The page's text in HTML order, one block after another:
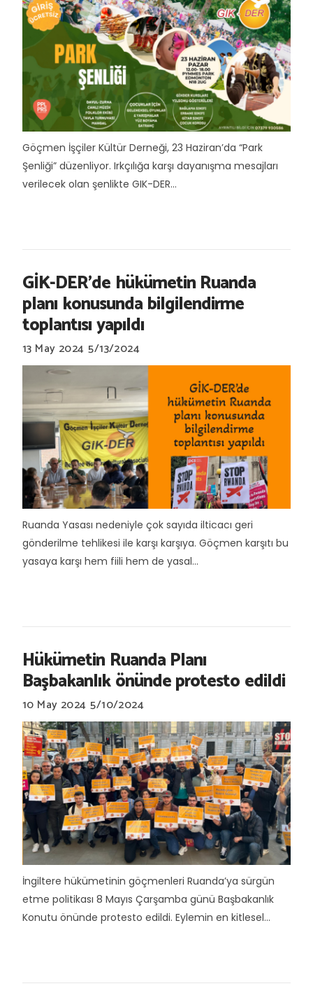
Göçmen İşçiler Kültür Derneği, 23 Haziran’da “Park
Şenliği” düzenliyor. Irkçılığa karşı dayanışma mesajları
verilecek olan şenlikte GIK-DER...
GİK-DER’de hükümetin Ruanda
planı konusunda bilgilendirme
toplantısı yapıldı
13 May 2024 5/13/2024
Ruanda Yasası nedeniyle çok sayıda ilticacı geri
gönderilme tehlikesi ile karşı karşıya. Göçmen karşıtı bu
yasaya karşı hem fiili hem de yasal...
Hükümetin Ruanda Planı
Başbakanlık önünde protesto edildi
10 May 2024 5/10/2024
İngiltere hükümetinin göçmenleri Ruanda’ya sürgün
etme politikası 8 Mayıs Çarşamba günü Başbakanlık
Konutu önünde protesto edildi. Eylemin en kitlesel...